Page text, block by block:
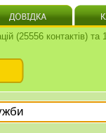
(25556 контактів)